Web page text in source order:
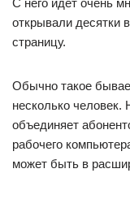
С него идёт очень
открывали десятки
страницу.
Обычно такое
несколько
объединяет
рабочего
может быть в